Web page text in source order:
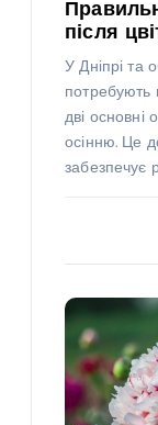
після
У Дніпрі та
потребують
дві основні
осінню. Це
забезпечує